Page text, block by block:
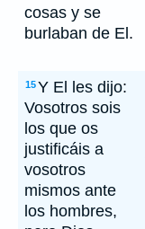
cosas y se
burlaban de El.
15Y El les dijo:
Vosotros sois
los que os
justificáis a
vosotros
mismos ante
los hombres,